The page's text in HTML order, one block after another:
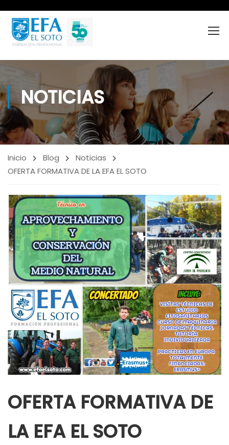
NOTICIAS
Inicio Blog
Noticias
OFERTA FORMATIVA DE LA EFA EL SOTO
OFERTA FORMATIVA DE
LA EFA EL SOTO